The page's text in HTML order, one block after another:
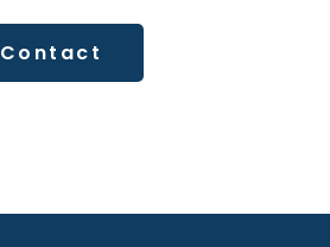
Contact